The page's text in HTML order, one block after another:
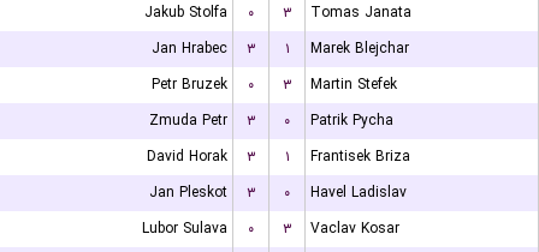
Jakub Stolfa
۰ ۳
Tomas Janata
Jan Hrabec
۳ ۱
Marek Blejchar
Petr Bruzek
۰ ۳
Martin Stefek
Zmuda Petr
۳ ۰
Patrik Pycha
David Horak
۳ ۱
Frantisek Briza
Jan Pleskot
۳ ۰
Havel Ladislav
Lubor Sulava
۰ ۳
Vaclav Kosar